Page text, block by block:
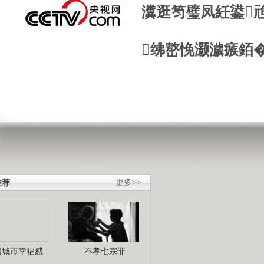
瀵逛笉璧凤紝鍙
绋嶅悗灏濊瘯銆
更多>>
荐
城市幸福感 不孝七宗罪